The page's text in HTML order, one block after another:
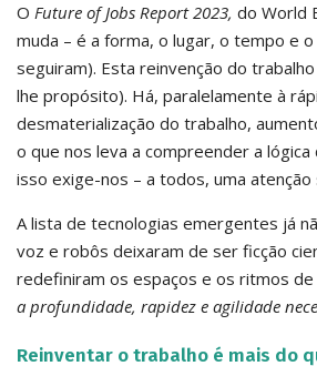
O Future of Jobs Report 2023, do World
muda – é a forma, o lugar, o tempo e
seguiram). Esta reinvenção do
lhe propósito). Há, paralelamente à
desmaterialização do trabalho,
o que nos leva a compreender a lógica
isso exige-nos – a todos, uma atenção
A lista de tecnologias emergentes já
voz e robôs deixaram de ser ficção
redefiniram os espaços e os ritmos
a profundidade, rapidez e agilidade
Reinventar o trabalho é mais do